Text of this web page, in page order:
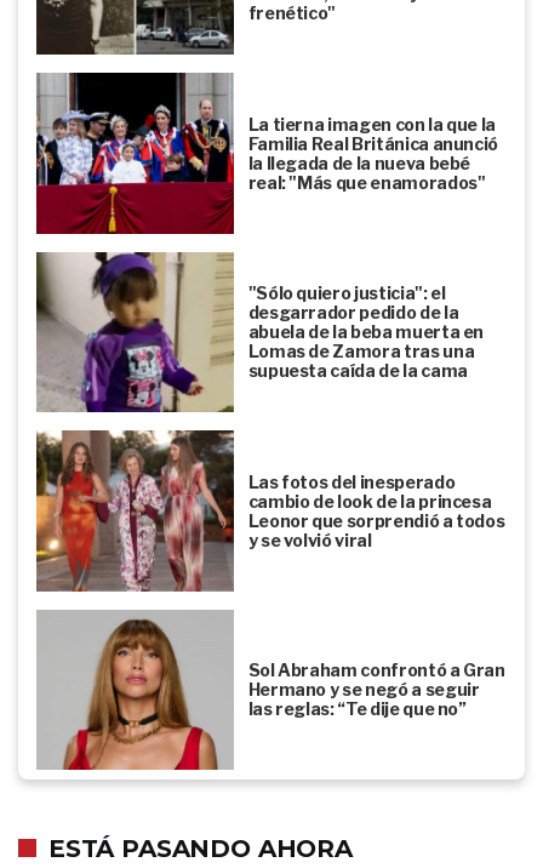
frenético"
La tierna imagen con la que la
Familia Real Británica anunció
la llegada de la nueva bebé
real: "Más que enamorados"
"Sólo quiero justicia": el
desgarrador pedido de la
abuela de la beba muerta en
Lomas de Zamora tras una
supuesta caída de la cama
Las fotos del inesperado
cambio de look de la princesa
Leonor que sorprendió a todos
y se volvió viral
Sol Abraham confrontó a Gran
Hermano y se negó a seguir
las reglas: “Te dije que no”
ESTÁ PASANDO AHORA